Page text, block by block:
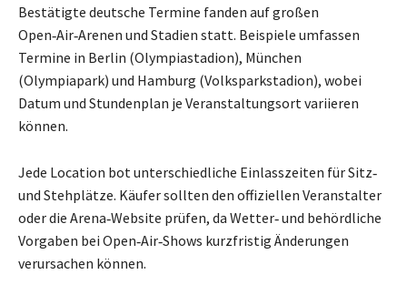
Bestätigte deutsche Termine fanden auf großen
Open‑Air‑Arenen und Stadien statt. Beispiele umfassen
Termine in Berlin (Olympiastadion), München
(Olympiapark) und Hamburg (Volksparkstadion), wobei
Datum und Stundenplan je Veranstaltungsort variieren
können.
Jede Location bot unterschiedliche Einlasszeiten für Sitz‑
und Stehplätze. Käufer sollten den offiziellen Veranstalter
oder die Arena‑Website prüfen, da Wetter‑ und behördliche
Vorgaben bei Open‑Air‑Shows kurzfristig Änderungen
verursachen können.